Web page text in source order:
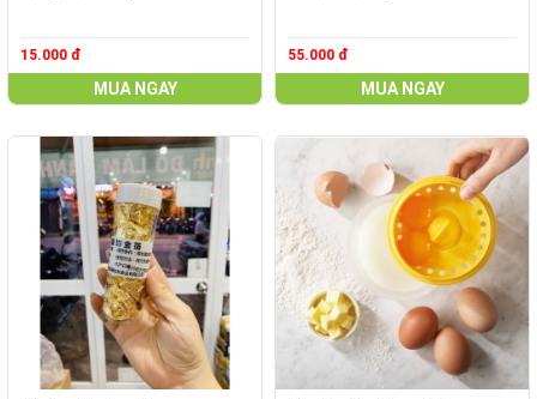
15.000 đ
MUA NGAY
55.000 đ
MUA NGAY